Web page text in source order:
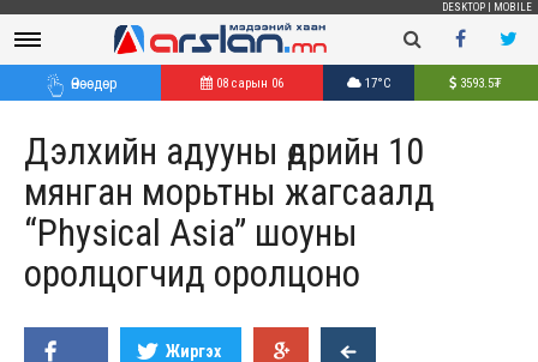
DESKTOP MOBILE
Өнөөдөр 08 сарын 06 17°C 3593.5₮
Дэлхийн адууны өдрийн 10
мянган морьтны жагсаалд
“Physical Asia” шоуны
оролцогчид оролцоно
Жиргэх